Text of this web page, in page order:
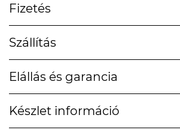
Fizetés
Szállítás
Elállás és garancia
Készlet információ